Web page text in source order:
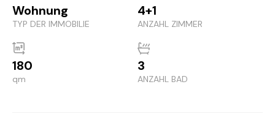
Wohnung
TYP DER IMMOBILIE
4+1
ANZAHL ZIMMER
180
qm
3
ANZAHL BAD